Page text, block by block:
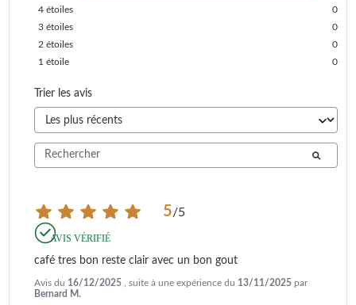
4 étoiles
0
3 étoiles
0
2 étoiles
0
1 étoile 0
Trier les avis
5/5
AVIS VÉRIFIÉ
café tres bon reste clair avec un bon gout
Avis du 16/12/2025 , suite à une expérience du 13/11/2025 par
Bernard M.